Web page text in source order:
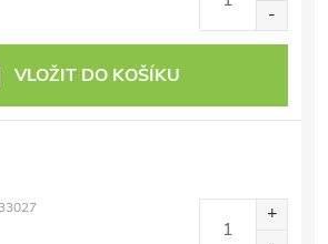
VLOŽIT DO KOŠÍKU